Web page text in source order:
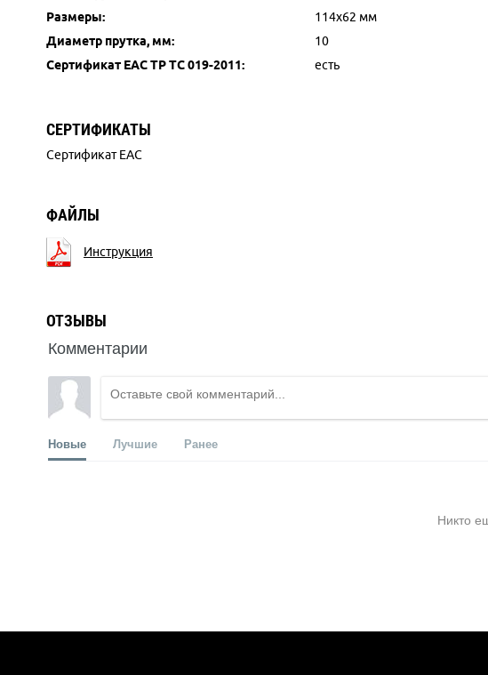
Размеры:
114х62 мм
Диаметр прутка, мм:
10
Сертификат ЕАС ТР ТС 019-2011:
есть
СЕРТИФИКАТЫ
Сертификат ЕАС
ФАЙЛЫ
Инструкция
ОТЗЫВЫ
Комментарии
Новые Лучшие Ранее
Никто